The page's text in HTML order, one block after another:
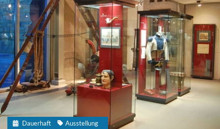
Dauerhaft
Ausstellung